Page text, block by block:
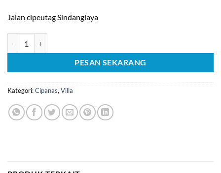
Jalan cipeutag Sindanglaya
PESAN SEKARANG
Kategori:Cipanas, Villa